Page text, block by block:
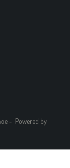
- Powered by